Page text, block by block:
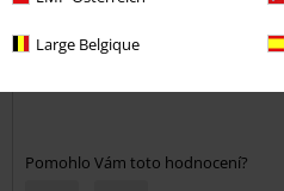
Large Belgique
táta jednu z těch dvou zabavil :-D
Pomohlo Vám toto hodnocení?